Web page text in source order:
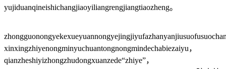
yujiduanqineishichangjiaoyiliangrengjiangtiaozheng。
xinxingzhiyenongminyuchuantongnongmindechabiezaiyu，
qianzheshiyizhongzhudongxuanzede“zhiye”，